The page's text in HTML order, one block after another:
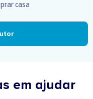
casa
em ajudar